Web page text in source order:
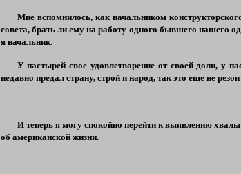
Мне вспомнилось, как начальником
совета, брать ли ему на работу одного бывшего нашего
я начальник.
У пастырей свое удовлетворение от своей доли, у
недавно предал страну, строй и народ, так это еще не
И теперь я могу спокойно перейти к выявлению
об американской жизни.